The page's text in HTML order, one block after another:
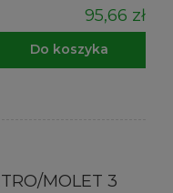
95,66 zł
Do koszyka
MOLET 3